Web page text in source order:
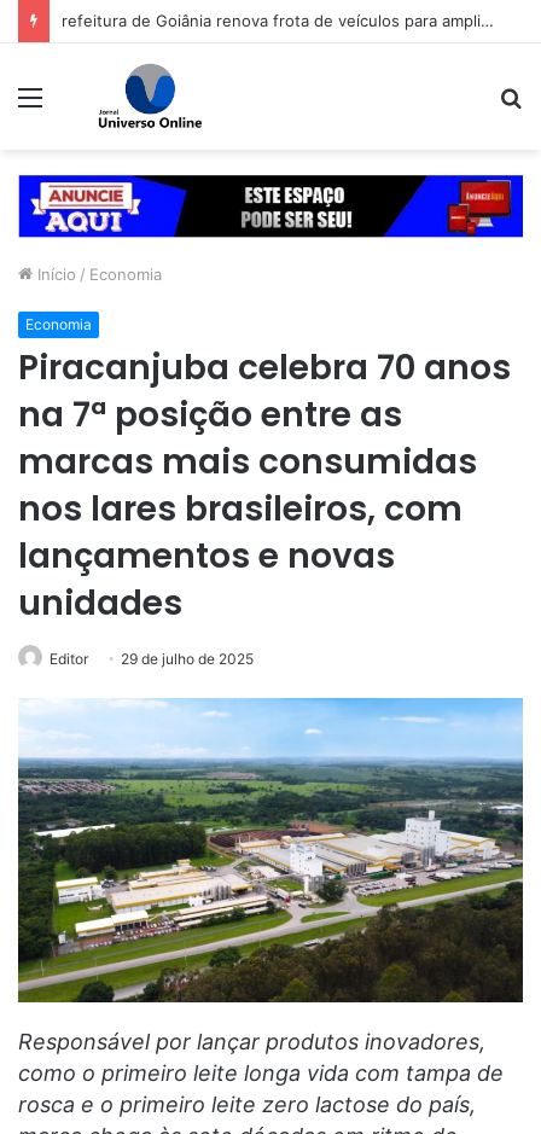
refeitura de Goiânia renova frota de veículos para ampliar eficiência dos serviços e reduzir custos com manutenção
Menu
Início / Economia
Economia
Piracanjuba celebra 70 anos
na 7ª posição entre as
marcas mais consumidas
nos lares brasileiros, com
lançamentos e novas
unidades
Editor 29 de julho de 2025
Responsável por lançar produtos inovadores,
como o primeiro leite longa vida com tampa de
rosca e o primeiro leite zero lactose do país,